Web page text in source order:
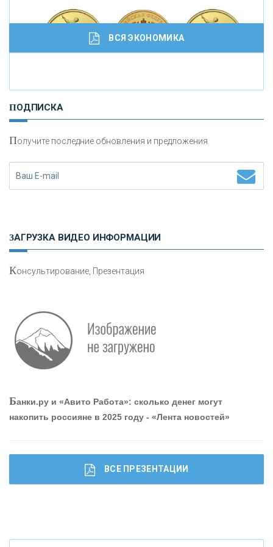
Работа мечты. Что банки делают для того, чтобы
привлечь и удержать персонал - «Интервью»
И
сохранения и увеличения капитала
Что будет с наличными деньгами при цифровом
ВСЯ ЭКОНОМИКА
ПОДПИСКА
Получите последние обновления и предложения.
ЗАГРУЗКА ВИДЕО ИНФОРМАЦИИ
Консультирование, Презентация
Банки.ру и «Авито Работа»: сколько денег могут
накопить россияне в 2025 году - «Лента новостей»
ВСЕ ПРЕЗЕНТАЦИИ